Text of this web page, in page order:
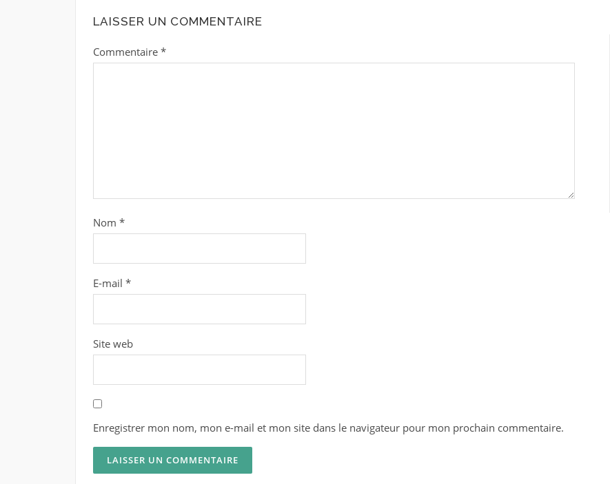
LAISSER UN COMMENTAIRE
Commentaire *
Nom *
E-mail *
Site web
Enregistrer mon nom, mon e-mail et mon site dans le navigateur pour mon prochain commentaire.